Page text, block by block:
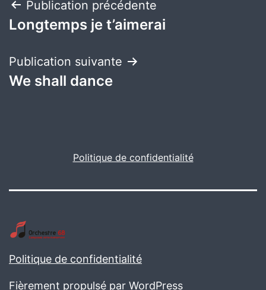
Navigation
de
l’article
Publication précédente
Longtemps je t’aimerai
Publication suivante
We shall dance
Politique de confidentialité
Politique de confidentialité
Fièrement propulsé par WordPress